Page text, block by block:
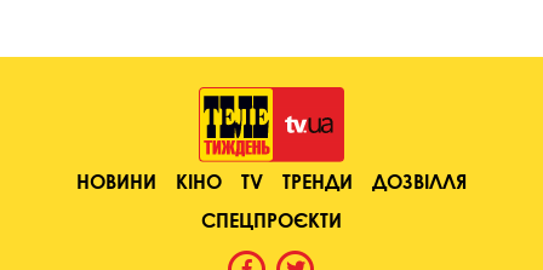
НОВИНИ КІНО TV ТРЕНДИ
ДОЗВІЛЛЯ
СПЕЦПРОЄКТИ